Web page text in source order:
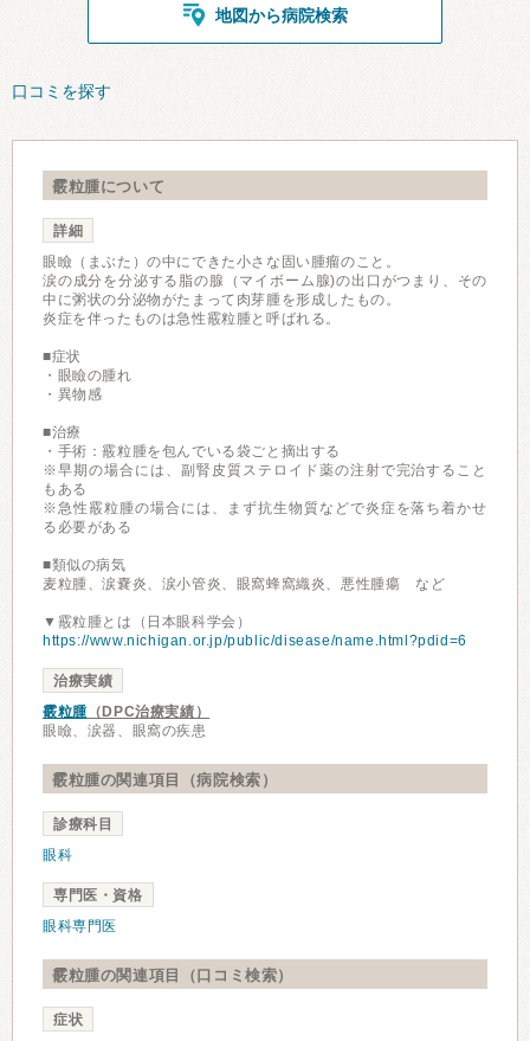
地図から病院検索
口コミを探す
霰粒腫について
詳細
眼瞼（まぶた）の中にできた小さな固い腫瘤のこと。
涙の成分を分泌する脂の腺（マイボーム腺)の出口がつまり、その
中に粥状の分泌物がたまって肉芽腫を形成したもの。
炎症を伴ったものは急性霰粒腫と呼ばれる。
■症状
・眼瞼の腫れ
・異物感
■治療
・手術：霰粒腫を包んでいる袋ごと摘出する
※早期の場合には、副腎皮質ステロイド薬の注射で完治すること
もある
※急性霰粒腫の場合には、まず抗生物質などで炎症を落ち着かせ
る必要がある
■類似の病気
麦粒腫、涙嚢炎、涙小管炎、眼窩蜂窩織炎、悪性腫瘍 など
▼霰粒腫とは（日本眼科学会）
https://www.nichigan.or.jp/public/disease/name.html?pdid=6
治療実績
霰粒腫（DPC治療実績）
眼瞼、涙器、眼窩の疾患
霰粒腫の関連項目（病院検索）
診療科目
眼科
専門医・資格
眼科専門医
霰粒腫の関連項目（口コミ検索）
症状